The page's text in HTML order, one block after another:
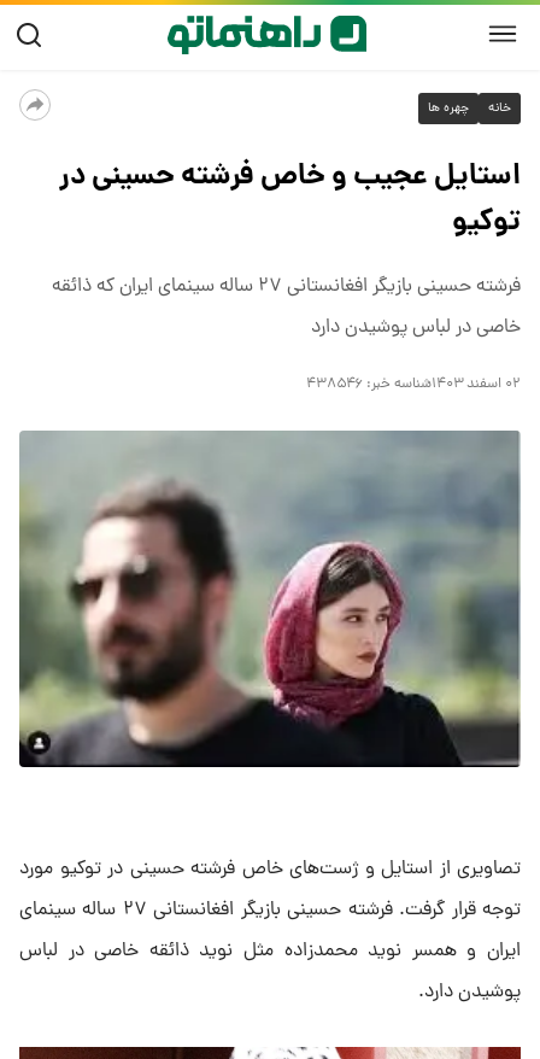
خانه چهره ها
استایل عجیب و خاص فرشته حسینی در
توکیو
فرشته حسینی بازیگر افغانستانی ۲۷ ساله سینمای ایران که ذائقه
خاصی در لباس پوشیدن دارد
۰۲ اسفند ۱۴۰۳ شناسه خبر: ۴۳۸۵۴۶
تصاویری از استایل و ژست‌های خاص فرشته حسینی در توکیو مورد
توجه قرار گرفت. فرشته حسینی بازیگر افغانستانی ۲۷ ساله سینمای
ایران و همسر نوید محمدزاده مثل ‌نوید ذائقه خاصی در لباس
پوشیدن دارد.